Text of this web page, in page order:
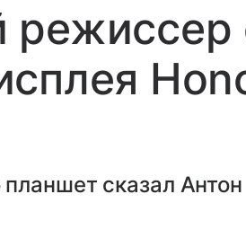
режиссер
сказал